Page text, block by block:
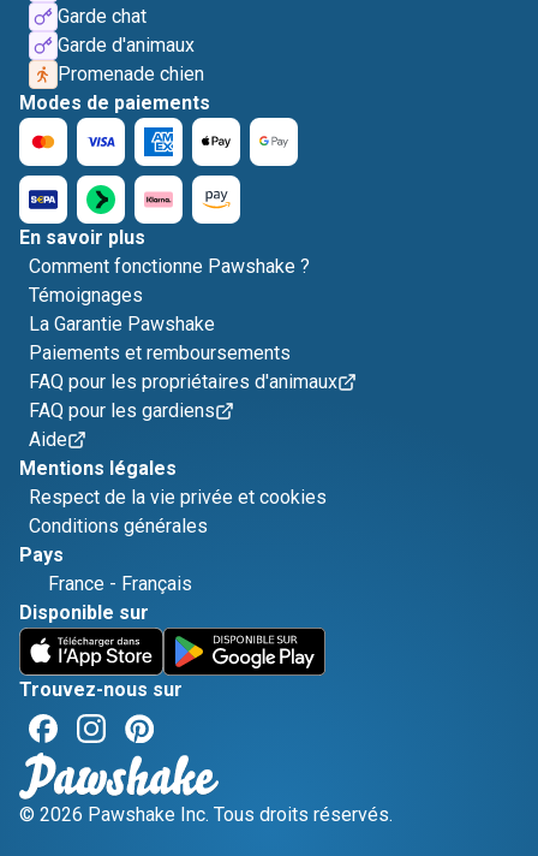
Garde chat
Garde d'animaux
Promenade chien
Modes de paiements
En savoir plus
Comment fonctionne Pawshake ?
Témoignages
La Garantie Pawshake
Paiements et remboursements
FAQ pour les propriétaires d'animaux
FAQ pour les gardiens
Aide
Mentions légales
Respect de la vie privée et cookies
Conditions générales
Pays
France - Français
Disponible sur
Trouvez-nous sur
© 2026 Pawshake Inc. Tous droits réservés.